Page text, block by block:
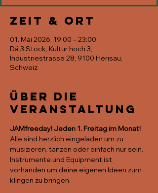
Zeit & Ort
01. Mai 2026, 19:00 – 23:00
Dä 3.Stock, Kultur hoch 3,
Industriestrasse 28, 9100 Herisau,
Schweiz
Über die
Veranstaltung
JAMfreeday! Jeden 1. Freitag im Monat!
Alle sind herzlich eingeladen um zu
musizieren, tanzen oder einfach nur sein.
Instrumente und Equipment ist
vorhanden um deine eigenen Ideen zum
klingen zu bringen.